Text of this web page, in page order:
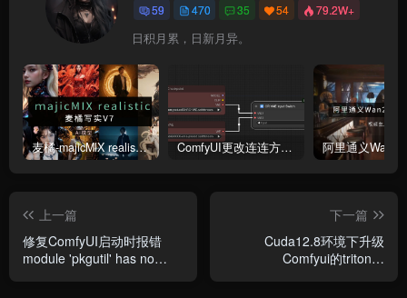
59 470 35 54 79.2W+
日积月累，日新月异。
麦橘-majicMlX realistic 麦橘写实V7模型 ComfyUI更改连连方式为直线连接
上一篇
修复ComfyUI启动时报错
module 'pkgutil' has no
下一篇
Cuda12.8环境下升级
Comfyui的triton与